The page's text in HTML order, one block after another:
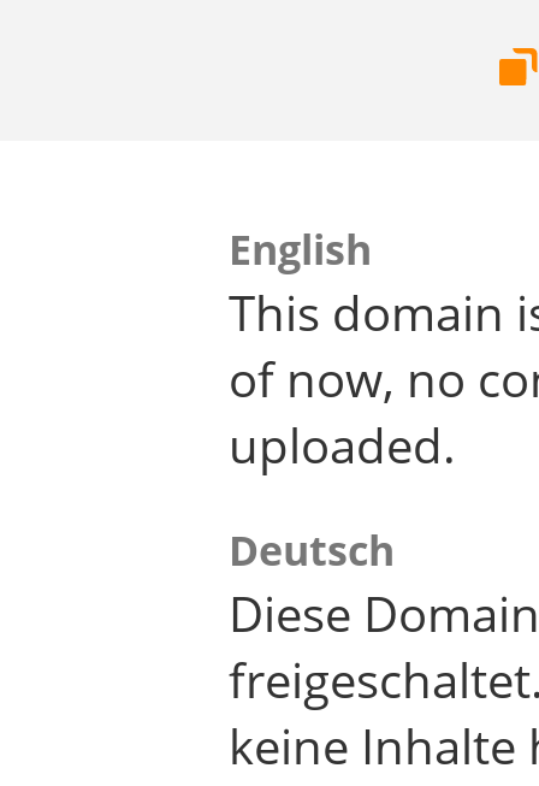
English
This domain
of now, no
uploaded.
Deutsch
Diese
keine Inhalte